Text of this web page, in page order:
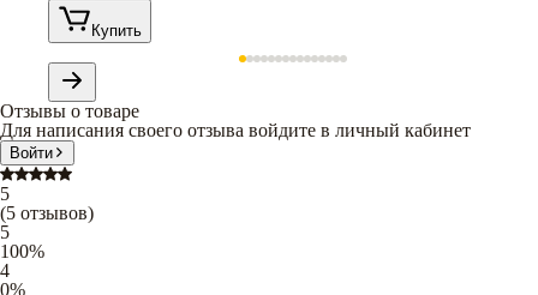
Купить
Отзывы о товаре
Для написания своего отзыва войдите в личный кабинет
Войти
5
(5 отзывов)
5
100%
4
0%